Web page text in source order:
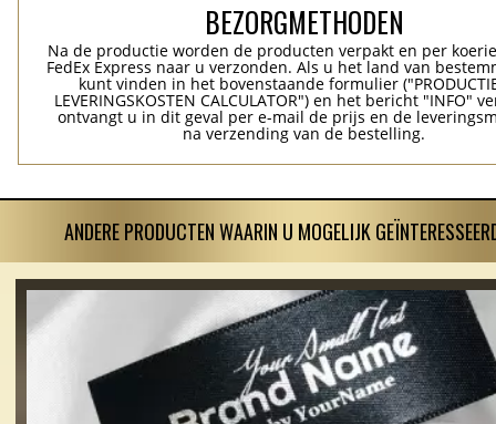
BEZORGMETHODEN
Na de productie worden de producten verpakt en per
FedEx Express naar u verzonden. Als u het land van
kunt vinden in het bovenstaande formulier
LEVERINGSKOSTEN CALCULATOR") en het bericht "INFO"
ontvangt u in dit geval per e-mail de prijs en de
na verzending van de bestelling.
ANDERE PRODUCTEN WAARIN U MOGELIJK